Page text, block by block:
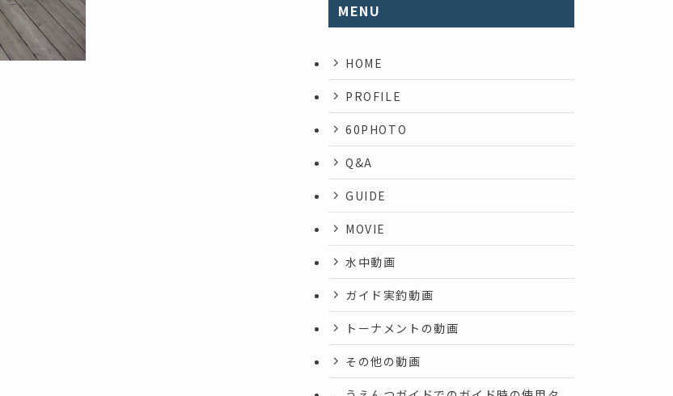
MENU
HOME
PROFILE
60PHOTO
Q&A
GUIDE
MOVIE
水中動画
ガイド実釣動画
トーナメントの動画
その他の動画